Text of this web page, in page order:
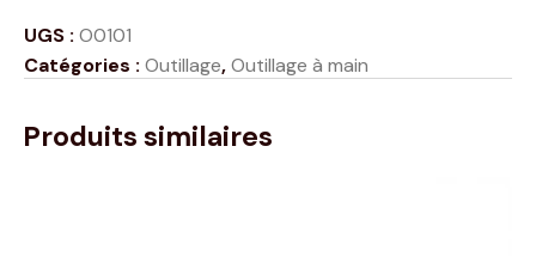
UGS : O0101
Catégories : Outillage,Outillage à main
Produits similaires